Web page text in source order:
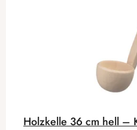
Holzkelle 36 cm hell –